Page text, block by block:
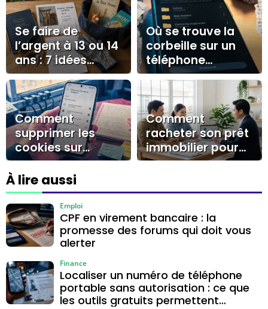
Se faire de
l’argent à 13 ou 14
ans : 7 idées
concrètes et les
pièges à éviter
Où se trouve la
corbeille sur un
téléphone
portable ?
Galerie, Mes
Fichiers, Files by
Google
Comment
supprimer les
cookies sur
Android : guide
pratique pour une
navigation fluide
et privée
Comment
racheter son prêt
immobilier pour
réaliser des
durables ?
À lire aussi
CPF en virement bancaire : la
promesse des forums qui doit vous
alerter
Emploi
Localiser un numéro de téléphone
portable sans autorisation : ce que
les outils gratuits permettent
Finance